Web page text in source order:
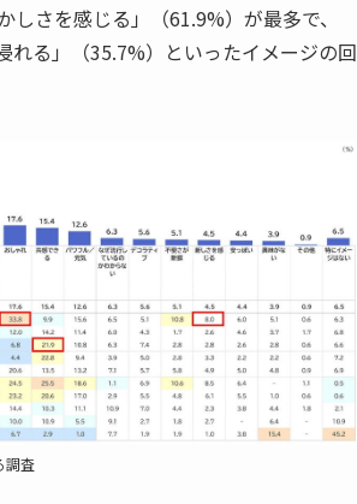
しさを感じる」（61.9%）が最多で、
れる」（35.7%）といったイメージの回
調査